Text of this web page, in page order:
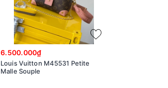
6.500.000₫
Louis Vuitton M45531 Petite
Malle Souple